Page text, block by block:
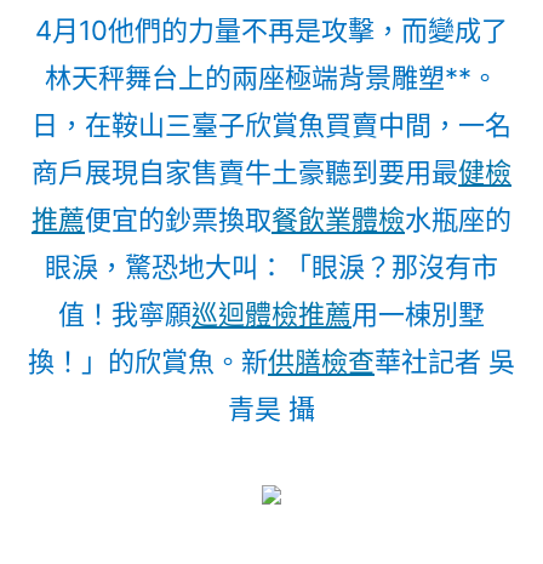
4月10他們的力量不再是攻擊，而變成了
林天秤舞台上的兩座極端背景雕塑**。
日，在鞍山三臺子欣賞魚買賣中間，一名
商戶展現自家售賣牛土豪聽到要用最健檢
推薦便宜的鈔票換取餐飲業體檢水瓶座的
眼淚，驚恐地大叫：「眼淚？那沒有市
值！我寧願巡迴體檢推薦用一棟別墅
換！」的欣賞魚。新供膳檢查華社記者 吳
青昊 攝